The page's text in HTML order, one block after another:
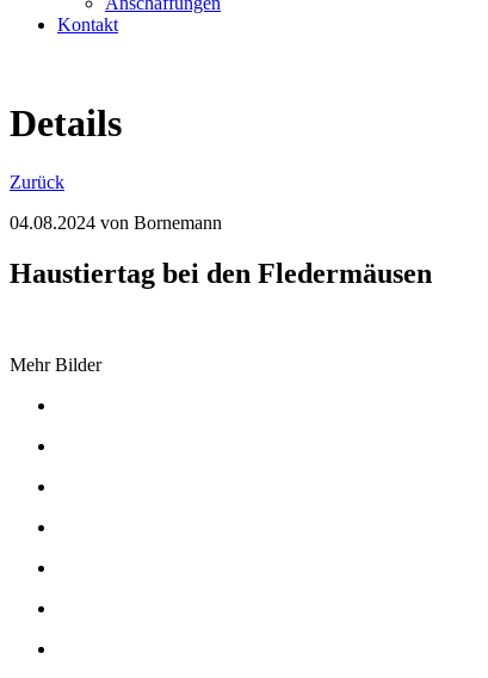
Kontakt
Details
Zurück
04.08.2024 von Bornemann
Haustiertag bei den Fledermäusen
Mehr Bilder